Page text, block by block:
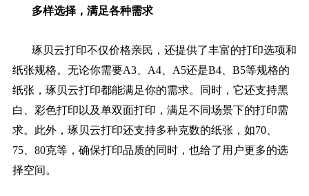
多样选择，满足各种需求
琢贝云打印不仅价格亲民，还提供了丰富的打印选项和
纸张规格。无论你需要A3、A4、A5还是B4、B5等规格的
纸张，琢贝云打印都能满足你的需求。同时，它还支持黑
白、彩色打印以及单双面打印，满足不同场景下的打印需
求。此外，琢贝云打印还支持多种克数的纸张，如70、
75、80克等，确保打印品质的同时，也给了用户更多的选
择空间。